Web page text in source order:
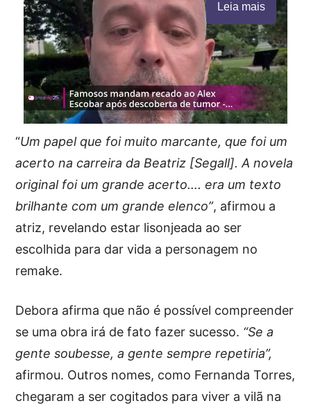
Leia mais
“Um papel que foi muito marcante, que foi um
acerto na carreira da Beatriz [Segall]. A novela
original foi um grande acerto…. era um texto
brilhante com um grande elenco”, afirmou a
atriz, revelando estar lisonjeada ao ser
escolhida para dar vida a personagem no
remake.
Debora afirma que não é possível compreender
se uma obra irá de fato fazer sucesso. “Se a
gente soubesse, a gente sempre repetiria”,
afirmou. Outros nomes, como Fernanda Torres,
chegaram a ser cogitados para viver a vilã na